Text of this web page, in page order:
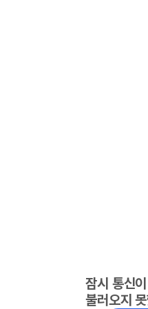
잠시 통신
불러오지